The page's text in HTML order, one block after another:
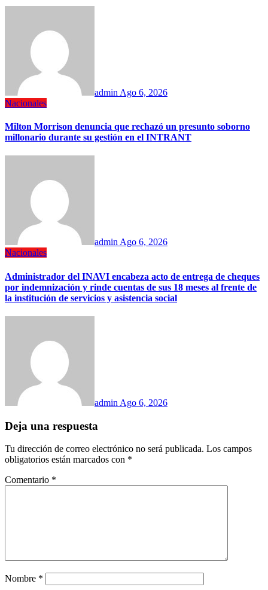
admin Ago 6, 2026
Nacionales
Milton Morrison denuncia que rechazó un presunto soborno
millonario durante su gestión en el INTRANT
adminAgo 6, 2026
Nacionales
Administrador del INAVI encabeza acto de entrega de cheques
por indemnización y rinde cuentas de sus 18 meses al frente de
la institución de servicios y asistencia social
admin Ago 6, 2026
Deja una respuesta
Tu dirección de correo electrónico no será publicada. Los campos
obligatorios están marcados con *
Comentario *
Nombre *